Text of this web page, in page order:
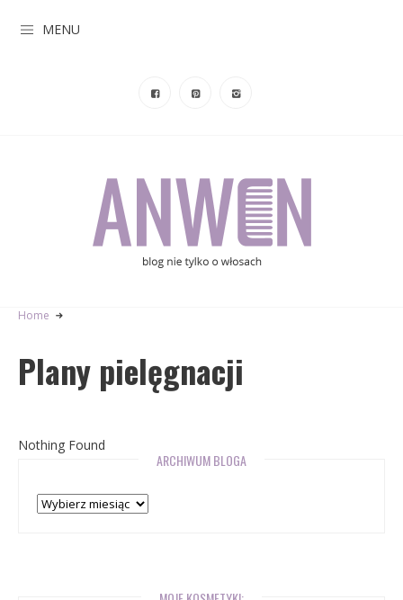
MENU
Home
Plany pielęgnacji
Nothing Found
ARCHIWUM BLOGA
Archiwum